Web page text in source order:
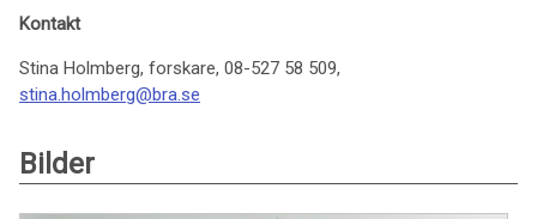
Kontakt
Stina Holmberg, forskare, 08-527 58 509,
stina.holmberg@bra.se
Bilder